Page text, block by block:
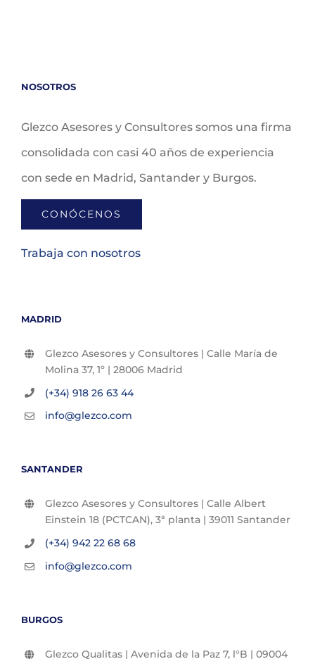
NOSOTROS
Glezco Asesores y Consultores somos una firma
consolidada con casi 40 años de experiencia
con sede en Madrid, Santander y Burgos.
CONÓCENOS
Trabaja con nosotros
MADRID
Glezco Asesores y Consultores | Calle María de
Molina 37, 1º | 28006 Madrid
(+34) 918 26 63 44
info@glezco.com
SANTANDER
Glezco Asesores y Consultores | Calle Albert
Einstein 18 (PCTCAN), 3ª planta | 39011 Santander
(+34) 942 22 68 68
info@glezco.com
BURGOS
Glezco Qualitas | Avenida de la Paz 7, l°B | 09004